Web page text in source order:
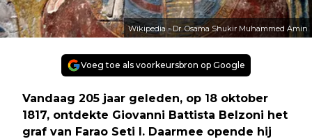
Wikipedia - Dr. Osama Shukir Muhammed Amin
Voeg toe als voorkeursbron op Google
Vandaag 205 jaar geleden, op 18 oktober
1817, ontdekte Giovanni Battista Belzoni het
graf van Farao Seti I. Daarmee opende hij